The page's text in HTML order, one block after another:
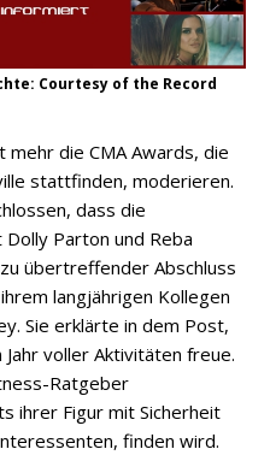
Courtesy of the Record
mehr die CMA Awards, die
stattfinden, moderieren.
dass die
Parton und Reba
übertreffender Abschluss
langjährigen Kollegen
Sie erklärte in dem Post,
voller Aktivitäten freue.
Ratgeber
ihrer Figur mit Sicherheit
finden wird.